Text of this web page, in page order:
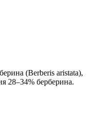
(Berberis aristata),
28–34% берберина.